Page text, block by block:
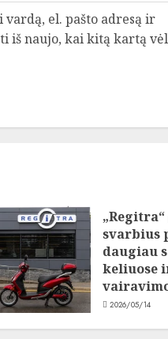
el. pašto adresą ir
iš naujo, kai kitą kartą vėl
svarbius
daugiau
keliuose
2026/05/14